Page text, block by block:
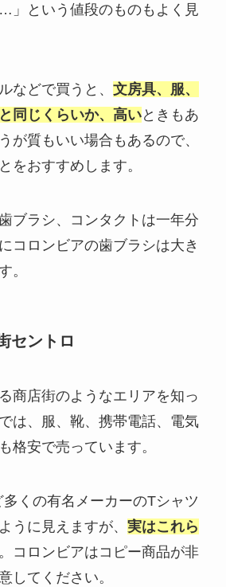
という値段のものもよく見
などで買うと、 文房具、服、
同じくらいか、高いときもあ
が質もいい場合もあるので、
をおすすめします。
ブラシ、コンタクトは一年分
コロンビアの歯ブラシは大き
。
セントロ
商店街のようなエリアを知っ
は、服、靴、携帯電話、電気
格安で売っています。
くの有名メーカーのTシャツ
うに見えますが、 実はこれら
コロンビアはコピー商品が非
してください。